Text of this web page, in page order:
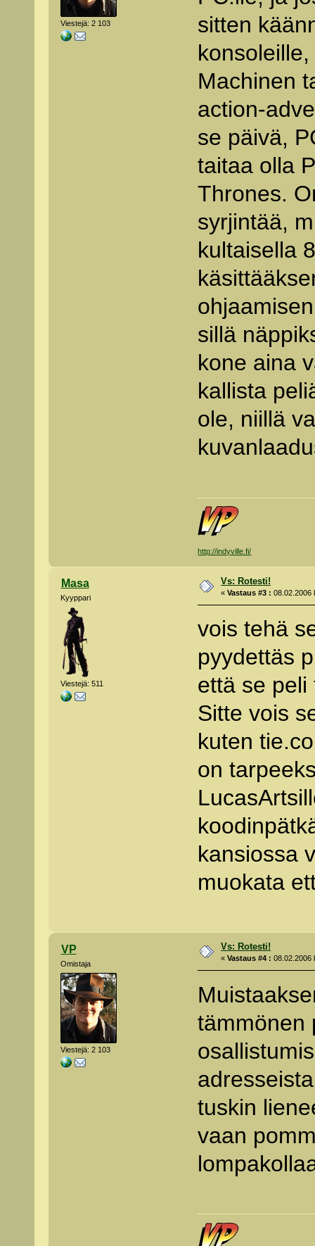
Viestejä: 2 103
sitten
Machinen
action-
se päivä,
taitaa olla
Thrones.
syrjintää,
kultaisella
sillä
kone aina
kallista
ole, niillä
http://indyville.fi/
Masa
Kyyppari
Viestejä: 511
Vs: Rotesti!
«Vastaus #3 : 08.02.2006
vois tehä
pyydettäs
että se peli
Sitte vois
kuten
on
kansiossa
muokata
VP
Omistaja
Viestejä: 2 103
Vs: Rotesti!
«Vastaus #4 : 08.02.2006
tämmönen
tuskin
vaan